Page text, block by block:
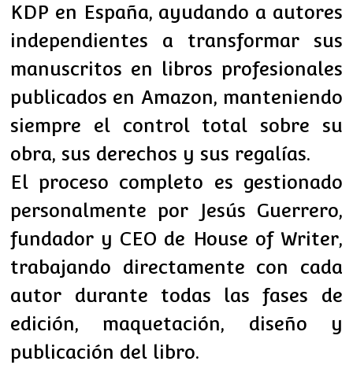
KDP en España, ayudando a autores
independientes a transformar sus
manuscritos en libros profesionales
publicados en Amazon, manteniendo
siempre el control total sobre su
obra, sus derechos y sus regalías.
El proceso completo es gestionado
personalmente por Jesús Guerrero,
fundador y CEO de House of Writer,
trabajando directamente con cada
autor durante todas las fases de
edición, maquetación, diseño y
publicación del libro.